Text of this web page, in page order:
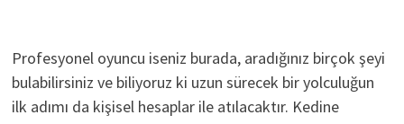
Profesyonel oyuncu iseniz burada, aradığınız birçok şeyi
bulabilirsiniz ve biliyoruz ki uzun sürecek bir yolculuğun
ilk adımı da kişisel hesaplar ile atılacaktır. Kedine